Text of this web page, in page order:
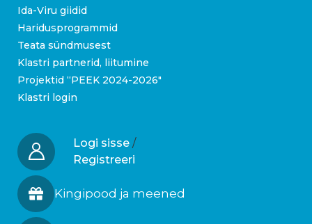
Ida-Viru giidid
Haridusprogrammid
Teata sündmusest
Klastri partnerid, liitumine
Projektid “PEEK 2024-2026″
Klastri login
Logi sisse /
Registreeri
Kingipood ja meened